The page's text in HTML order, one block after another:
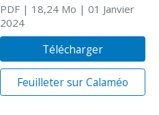
PDF| 18,24 Mo | 01 Janvier
2024
Télécharger
Feuilleter sur Calaméo